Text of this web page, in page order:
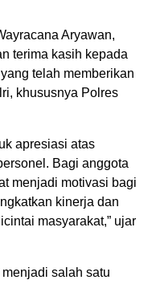
Aryawan,
terima kasih kepada
telah memberikan
khususnya Polres
apresiasi atas
Bagi anggota
menjadi motivasi bagi
kinerja dan
masyarakat,” ujar
salah satu